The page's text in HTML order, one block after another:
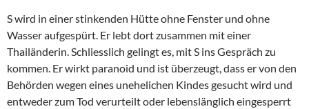
S wird in einer stinkenden Hütte ohne Fenster und ohne
Wasser aufgespürt. Er lebt dort zusammen mit einer
Thailänderin. Schliesslich gelingt es, mit S ins Gespräch zu
kommen. Er wirkt paranoid und ist überzeugt, dass er von den
Behörden wegen eines unehelichen Kindes gesucht wird und
entweder zum Tod verurteilt oder lebenslänglich eingesperrt